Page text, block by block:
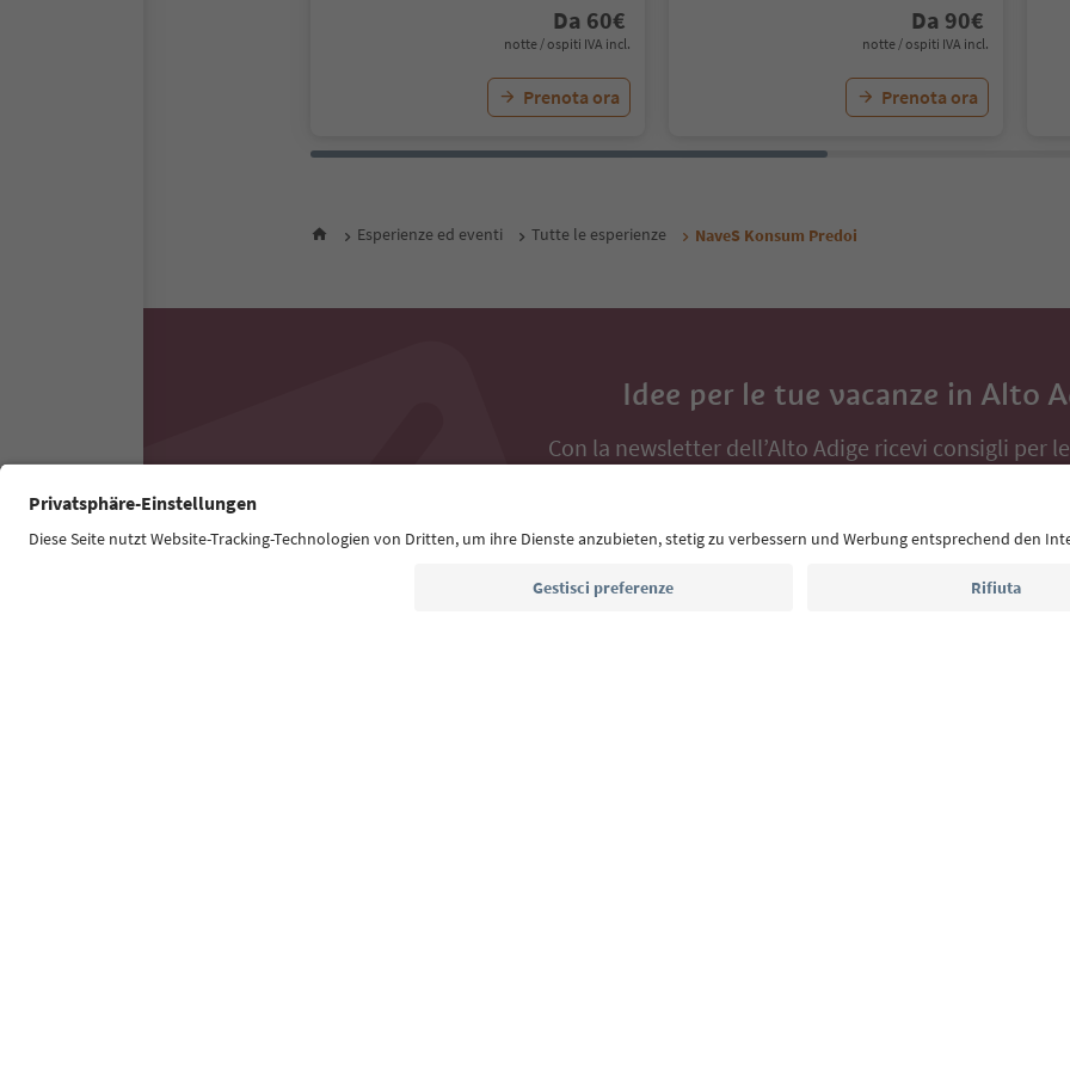
Da 60€
notte / ospiti IVA incl.
Prenota ora
Da 90€
notte / ospiti IVA incl.
Prenota ora
Esperienze ed eventi Tutte le esperienze NaveS Konsum Predoi
Idee per le tue vacanze in Alto
Con la newsletter dell’Alto Adige ricevi consigli per